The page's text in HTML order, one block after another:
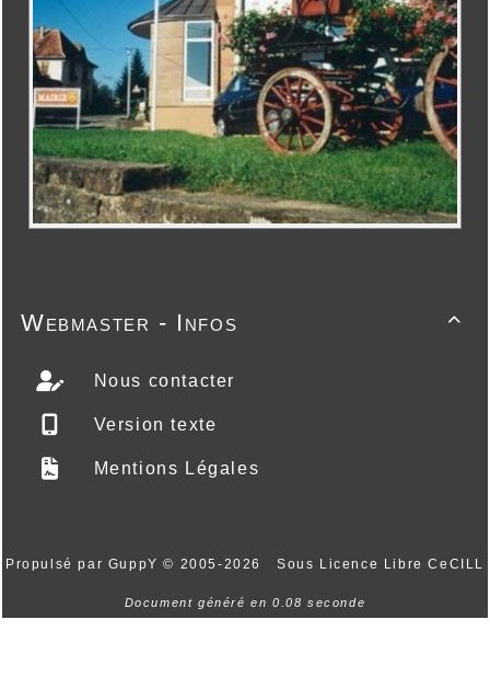

Webmaster - Infos
Nous contacter
Version texte
Mentions Légales
Propulsé par GuppY© 2005-2026 Sous Licence Libre CeCILL
Document généré en 0.08 seconde